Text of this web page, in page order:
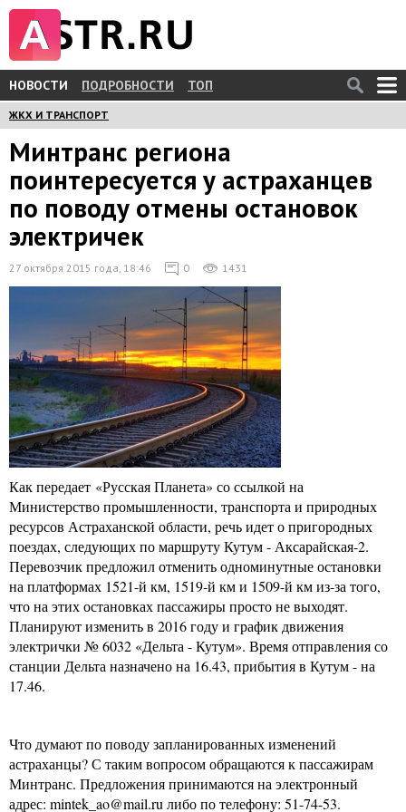
НОВОСТИ ПОДРОБНОСТИ ТОП
ЖКХ И ТРАНСПОРТ
Минтранс региона
поинтересуется у астраханцев
по поводу отмены остановок
электричек
27 октября 2015 года, 18:46 0 1431
Как передает «Русская Планета» со ссылкой на
Министерство промышленности, транспорта и природных
ресурсов Астраханской области, речь идет о пригородных
поездах, следующих по маршруту Кутум - Аксарайская-2.
Перевозчик предложил отменить одноминутные остановки
на платформах 1521-й км, 1519-й км и 1509-й км из-за того,
что на этих остановках пассажиры просто не выходят.
Планируют изменить в 2016 году и график движения
электрички № 6032 «Дельта - Кутум». Время отправления со
станции Дельта назначено на 16.43, прибытия в Кутум - на
17.46.
Что думают по поводу запланированных изменений
астраханцы? С таким вопросом обращаются к пассажирам
Минтранс. Предложения принимаются на электронный
адрес: mintek_ao@mail.ru либо по телефону: 51-74-53.